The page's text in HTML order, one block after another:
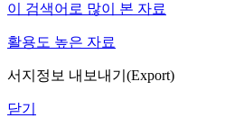
이 검색어로 많이 본 자료
활용도 높은 자료
서지정보 내보내기(Export)
닫기